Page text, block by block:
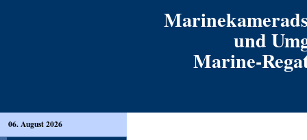
und
Marine-
06. August 2026